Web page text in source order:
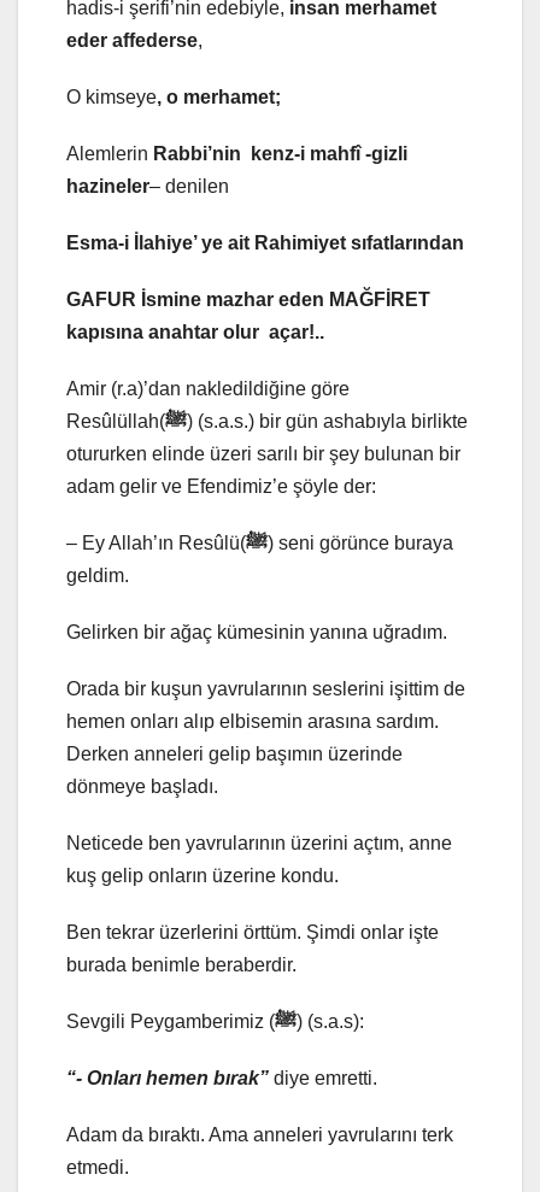
hadis-i şerifi’nin edebiyle, insan merhamet
eder affederse,
O kimseye, o merhamet;
Alemlerin Rabbi’nin
kenz-i mahfî -gizli
hazineler– denilen
Esma-i İlahiye’ ye ait Rahimiyet sıfatlarından
GAFUR İsmine mazhar eden MAĞFİRET
kapısına anahtar olur açar!..
Amir (r.a)’dan nakledildiğine göre
Resûlüllah(ﷺ) (s.a.s.) bir gün ashabıyla birlikte
otururken elinde üzeri sarılı bir şey bulunan bir
adam gelir ve Efendimiz’e şöyle der:
– Ey Allah’ın Resûlü(ﷺ) seni görünce buraya
geldim.
Gelirken bir ağaç kümesinin yanına uğradım.
Orada bir kuşun yavrularının seslerini işittim de
hemen onları alıp elbisemin arasına sardım.
Derken anneleri gelip başımın üzerinde
dönmeye başladı.
Neticede ben yavrularının üzerini açtım, anne
kuş gelip onların üzerine kondu.
Ben tekrar üzerlerini örttüm. Şimdi onlar işte
burada benimle beraberdir.
Sevgili Peygamberimiz (ﷺ) (s.a.s):
“- Onları hemen bırak” diye emretti.
Adam da bıraktı. Ama anneleri yavrularını terk
etmedi.